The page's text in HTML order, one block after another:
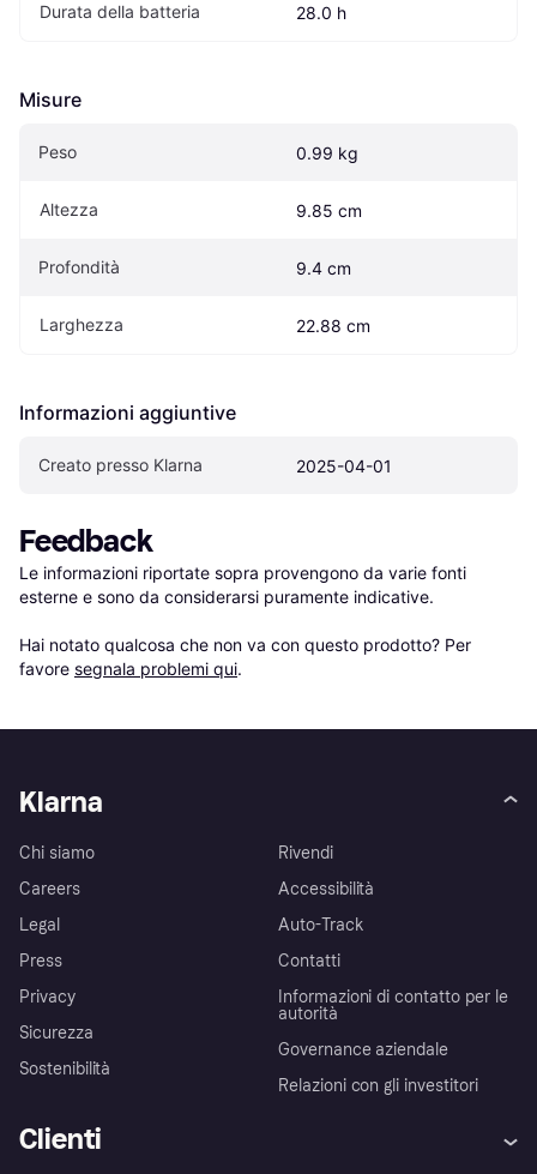
Durata della batteria 28.0 h
Misure
Peso 0.99 kg
Altezza 9.85 cm
Profondità 9.4 cm
Larghezza 22.88 cm
Informazioni aggiuntive
Creato presso Klarna 2025-04-01
Feedback
Le informazioni riportate sopra provengono da varie fonti
esterne e sono da considerarsi puramente indicative.
Hai notato qualcosa che non va con questo prodotto? Per
favore segnala problemi qui.
Klarna
Chi siamo
Careers
Legal
Press
Privacy
Sicurezza
Sostenibilità
Rivendi
Accessibilità
Auto-Track
Contatti
Informazioni di contatto per le
autorità
Governance aziendale
Relazioni con gli investitori
Clienti